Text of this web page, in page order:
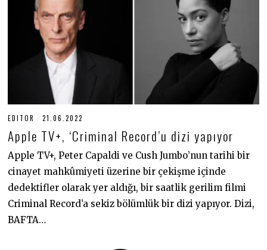
EDITOR 21.06.2022
.
6
2
0
2
Apple TV+, ‘Criminal Record’u dizi yapıyor
Apple TV+, Peter Capaldi ve Cush Jumbo’nun tarihi bir
cinayet mahkûmiyeti üzerine bir çekişme içinde
dedektifler olarak yer aldığı, bir saatlik gerilim filmi
Criminal Record’a sekiz bölümlük bir dizi yapıyor. Dizi,
BAFTA…